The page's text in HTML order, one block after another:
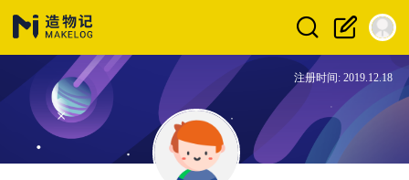
注册时间: 2019.12.18